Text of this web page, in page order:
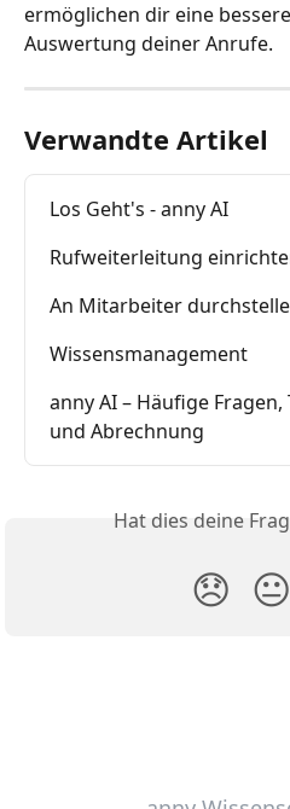
ermöglichen dir eine
Auswertung deiner Anrufe.
Verwandte Artikel
Los Geht's - anny AI
Rufweiterleitung
An Mitarbeiter
Wissensmanagement
anny AI – Häufige
und Abrechnung
Hat dies deine
😞 😐